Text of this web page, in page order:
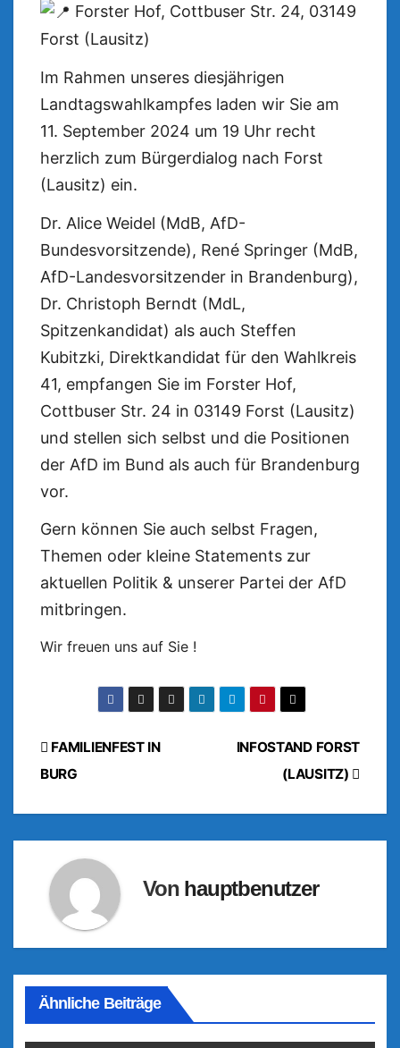
Forster Hof, Cottbuser Str. 24, 03149
Forst (Lausitz)
Im Rahmen unseres diesjährigen
Landtagswahlkampfes laden wir Sie am
11. September 2024 um 19 Uhr recht
herzlich zum Bürgerdialog nach Forst
(Lausitz) ein.
Dr. Alice Weidel (MdB, AfD-
Bundesvorsitzende), René Springer (MdB,
AfD-Landesvorsitzender in Brandenburg),
Dr. Christoph Berndt (MdL,
Spitzenkandidat) als auch Steffen
Kubitzki, Direktkandidat für den Wahlkreis
41, empfangen Sie im Forster Hof,
Cottbuser Str. 24 in 03149 Forst (Lausitz)
und stellen sich selbst und die Positionen
der AfD im Bund als auch für Brandenburg
vor.
Gern können Sie auch selbst Fragen,
Themen oder kleine Statements zur
aktuellen Politik & unserer Partei der AfD
mitbringen.
Wir freuen uns auf Sie !
BeitragsnavigationINFOSTAND FORST
(LAUSITZ)
FAMILIENFEST IN
BURG
Von hauptbenutzer
Ähnliche Beiträge